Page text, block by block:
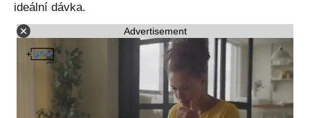
ideální dávka.
Advertisement